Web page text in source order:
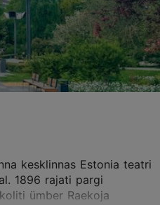
kesklinnas Estonia teatri
1896 rajati pargi
ümber Raekoja